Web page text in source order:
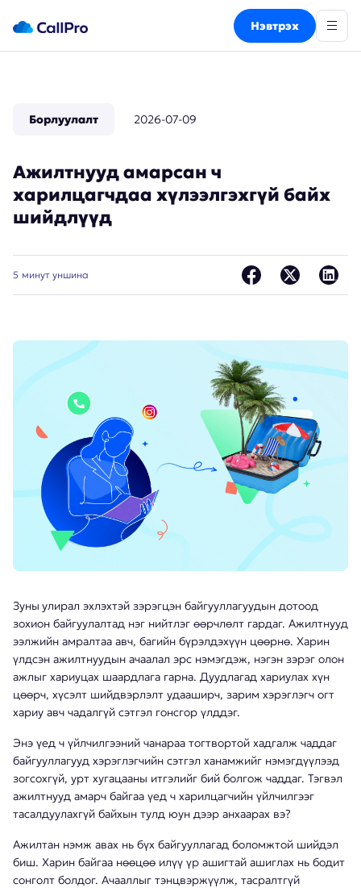
Нэвтрэх
Борлуулалт 2026-07-09
Ажилтнууд амарсан ч
харилцагчдаа хүлээлгэхгүй байх
шийдлүүд
5 минут уншина
Зуны улирал эхлэхтэй зэрэгцэн байгууллагуудын дотоод
зохион байгуулалтад нэг нийтлэг өөрчлөлт гардаг. Ажилтнууд
ээлжийн амралтаа авч, багийн бүрэлдэхүүн цөөрнө. Харин
үлдсэн ажилтнуудын ачаалал эрс нэмэгдэж, нэгэн зэрэг олон
ажлыг хариуцах шаардлага гарна. Дуудлагад хариулах хүн
цөөрч, хүсэлт шийдвэрлэлт удааширч, зарим хэрэглэгч огт
хариу авч чадалгүй сэтгэл гонсгор үлддэг.
Энэ үед ч үйлчилгээний чанараа тогтвортой хадгалж чаддаг
байгууллагууд хэрэглэгчийн сэтгэл ханамжийг нэмэгдүүлээд
зогсохгүй, урт хугацааны итгэлийг бий болгож чаддаг. Тэгвэл
ажилтнууд амарч байгаа үед ч харилцагчийн үйлчилгээг
тасалдуулахгүй байхын тулд юун дээр анхаарах вэ?
Ажилтан нэмж авах нь бүх байгууллагад боломжтой шийдэл
биш. Харин байгаа нөөцөө илүү үр ашигтай ашиглах нь бодит
сонголт болдог. Ачааллыг тэнцвэржүүлж, тасралтгүй